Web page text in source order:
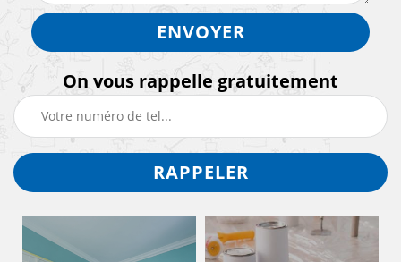
On vous rappelle gratuitement